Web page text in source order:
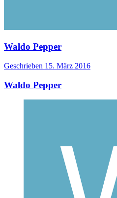
Waldo Pepper
Geschrieben 15. März 2016
Waldo Pepper